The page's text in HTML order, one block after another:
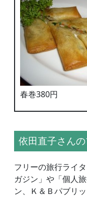
春巻380円
依田直子さん
フリーの旅行ライ
ガジン」や「個人
ン、Ｋ＆Ｂパブリ